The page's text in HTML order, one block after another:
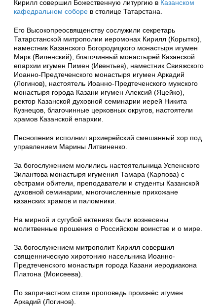
Кирилл совершил Божественную литургию в Казанском
кафедральном соборе в столице Татарстана.
Его Высокопреосвященству сослужили секретарь
Татарстанской митрополии иеромонах Кирилл (Корытко),
наместник Казанского Богородицкого монастыря игумен
Марк (Виленский), благочинный монастырей Казанской
епархии игумен Пимен (Ивентьев), наместник Свияжского
Иоанно-Предтеченского монастыря игумен Аркадий
(Логинов), настоятель Иоанно-Предтеченского мужского
монастыря города Казани игумен Алексий (Яцейко),
ректор Казанской духовной семинарии иерей Никита
Кузнецов, благочинные церковных округов, настоятели
храмов Казанской епархии.
Песнопения исполнил архиерейский смешанный хор под
управлением Марины Литвиненко.
За богослужением молились настоятельница Успенского
Зилантова монастыря игумения Тамара (Карпова) с
сёстрами обители, преподаватели и студенты Казанской
духовной семинарии, многочисленные прихожане
казанских храмов и паломники.
На мирной и сугубой ектениях были вознесены
молитвенные прошения о Российском воинстве и о мире.
За богослужением митрополит Кирилл совершил
священническую хиротонию насельника Иоанно-
Предтеченского монастыря города Казани иеродиакона
Платона (Моисеева).
По запричастном стихе проповедь произнёс игумен
Аркадий (Логинов).